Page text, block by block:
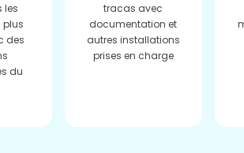
les
plus
des
du
tracas avec
documentation et
autres installations
prises en charge